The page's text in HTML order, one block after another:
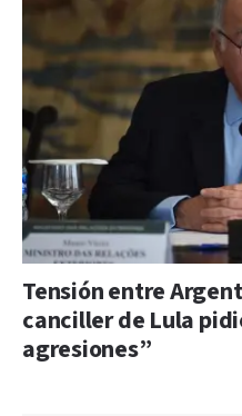
Tensión entre
canciller de Lula
agresiones”